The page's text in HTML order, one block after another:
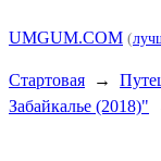
UMGUM.COM (
Стартовая →
Забайкалье (2018)"